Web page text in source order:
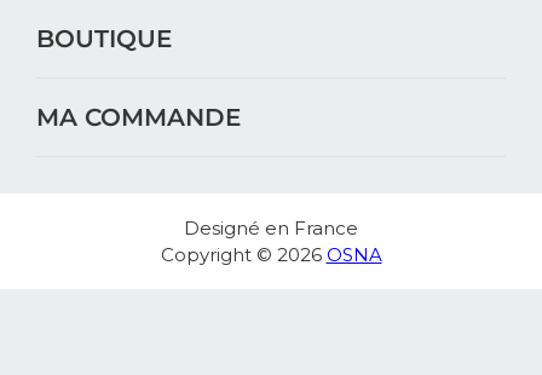
BOUTIQUE
MA COMMANDE
Designé en France
Copyright © 2026 OSNA